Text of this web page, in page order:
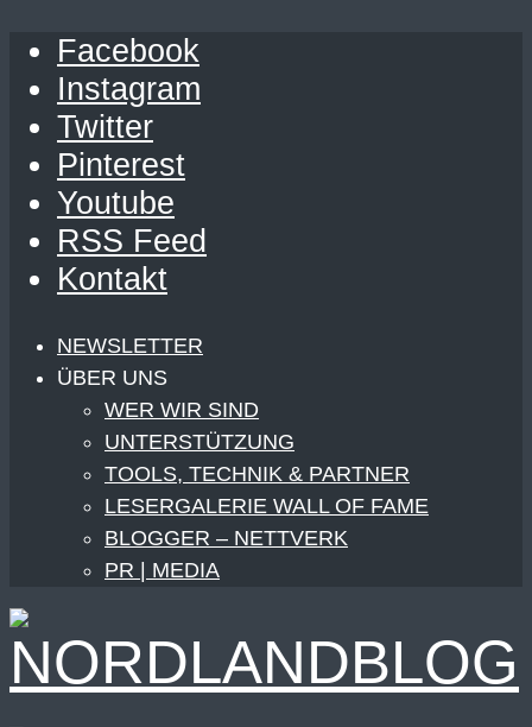
Facebook
Instagram
Twitter
Pinterest
Youtube
RSS Feed
Kontakt
NEWSLETTER
ÜBER UNS
WER WIR SIND
UNTERSTÜTZUNG
TOOLS, TECHNIK & PARTNER
LESERGALERIE WALL OF FAME
BLOGGER – NETTVERK
PR | MEDIA